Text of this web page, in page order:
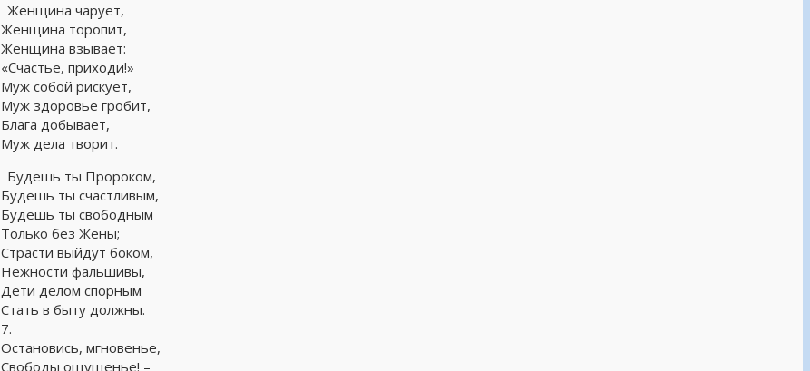
Женщина чарует,
Женщина торопит,
Женщина взывает:
«Счастье, приходи!»
Муж собой рискует,
Муж здоровье гробит,
Блага добывает,
Муж дела творит.
Будешь ты Пророком,
Будешь ты счастливым,
Будешь ты свободным
Только без Жены;
Страсти выйдут боком,
Нежности фальшивы,
Дети делом спорным
Стать в быту должны.
7.
Остановись, мгновенье,
Свободы ощущенье! –